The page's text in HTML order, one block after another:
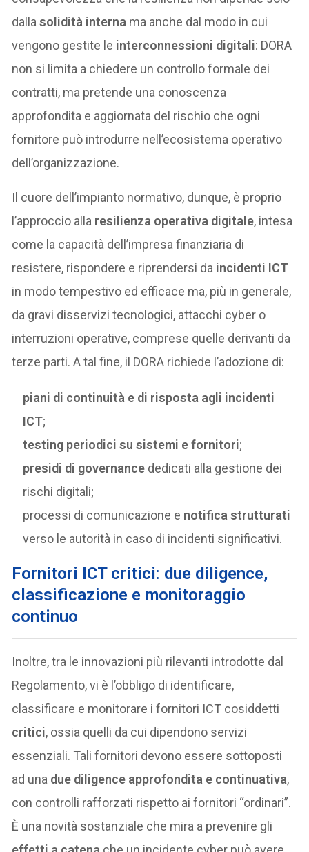
dallasolidità interna ma anche dal modo in cui
vengono gestite le interconnessioni digitali: DORA
non si limita a chiedere un controllo formale dei
contratti, ma pretende una conoscenza
approfondita e aggiornata del rischio che ogni
fornitore può introdurre nell’ecosistema operativo
dell’organizzazione.
Il cuore dell’impianto normativo, dunque, è proprio
l’approccio alla resilienza operativa digitale, intesa
come la capacità dell’impresa finanziaria di
resistere, rispondere e riprendersi da incidenti ICT
in modo tempestivo ed efficace ma, più in generale,
da gravi disservizi tecnologici, attacchi cyber o
interruzioni operative, comprese quelle derivanti da
terze parti. A tal fine, il DORA richiede l’adozione di:
piani di continuità e di risposta agli incidenti
ICT;
testing periodici su sistemi e fornitori;
presidi di governance dedicati alla gestione dei
rischi digitali;
processi di comunicazione e notifica strutturati
verso le autorità in caso di incidenti significativi.
Fornitori ICT critici: due diligence,
classificazione e monitoraggio
continuo
Inoltre, tra le innovazioni più rilevanti introdotte dal
Regolamento, vi è l’obbligo di identificare,
classificare e monitorare i fornitori ICT cosiddetti
critici, ossia quelli da cui dipendono servizi
essenziali. Tali fornitori devono essere sottoposti
ad una due diligence approfondita e continuativa,
con controlli rafforzati rispetto ai fornitori “ordinari”.
È una novità sostanziale che mira a prevenire gli